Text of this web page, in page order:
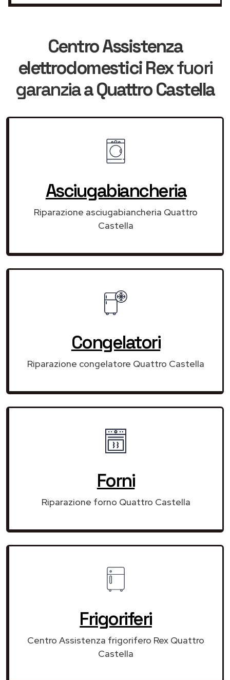
Centro Assistenza
elettrodomestici Rexfuori
garanziaa Quattro Castella
Asciugabiancheria
Riparazione asciugabiancheria Quattro
Castella
Congelatori
Riparazione congelatore Quattro Castella
Forni
Riparazione forno Quattro Castella
Frigoriferi
Centro Assistenza frigorifero Rex Quattro
Castella